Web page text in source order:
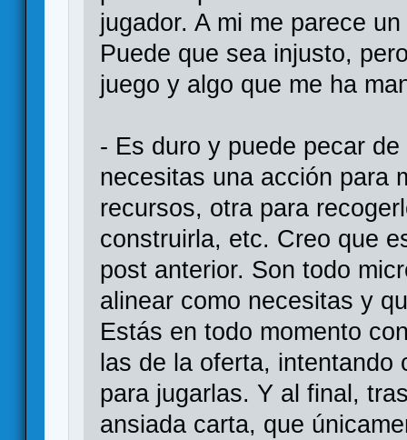
jugador. A mi me parece
Puede que sea injusto,
juego y algo que me ha
- Es duro y puede pecar
necesitas una acción para
recursos, otra para
construirla, etc. Creo que
post anterior. Son todo
alinear como necesitas y
Estás en todo momento
las de la oferta,
para jugarlas. Y al final,
ansiada carta, que